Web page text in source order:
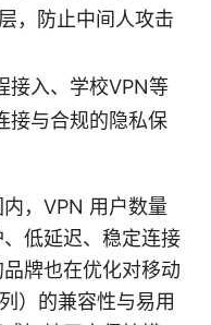
，防止中间人攻击
接入、学校VPN等
接与合规的隐私保
，VPN 用户数量
低延迟、稳定连接
牌也在优化对移动
）的兼容性与易用